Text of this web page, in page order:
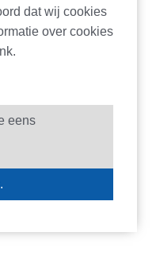
dat wij cookies
over cookies
eens